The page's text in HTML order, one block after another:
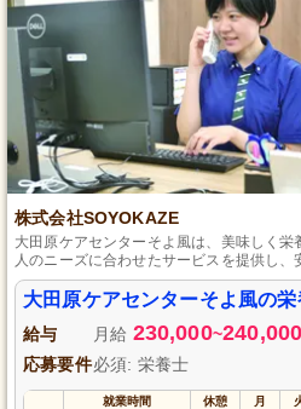
株式会社SOYOKAZE
大田原ケアセンターそよ風は、美味しく
人のニーズに合わせたサービスを提供し
います。
大田原ケアセンターそよ風の
給与 月給 230,000~240,000
応募要件必須: 栄養士
就業時間 休憩 月